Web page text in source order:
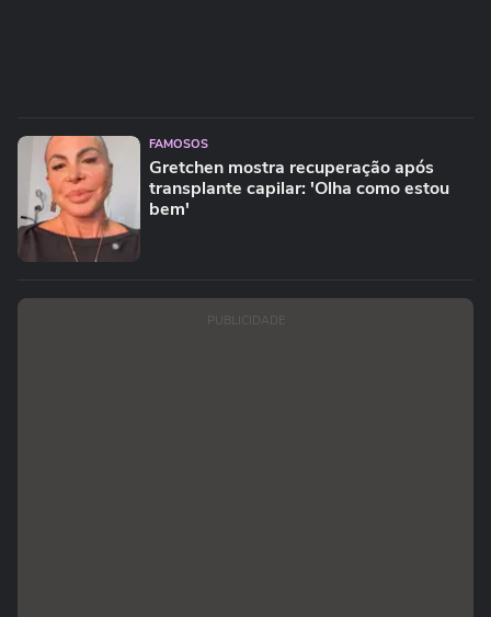
FAMOSOS
Gretchen mostra recuperação após
transplante capilar: 'Olha como estou
bem'
PUBLICIDADE